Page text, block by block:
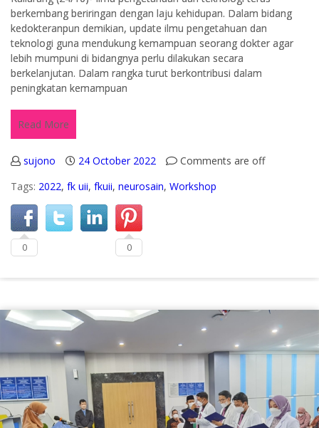
berkembang beriringan dengan laju kehidupan. Dalam bidang
kedokteranpun demikian, update ilmu pengetahuan dan
teknologi guna mendukung kemampuan seorang dokter agar
lebih mumpuni di bidangnya perlu dilakukan secara
berkelanjutan. Dalam rangka turut berkontribusi dalam
peningkatan kemampuan
Read More
sujono 24 October 2022
Comments are off
Tags: 2022, fk uii, fkuii, neurosain, Workshop
0 0